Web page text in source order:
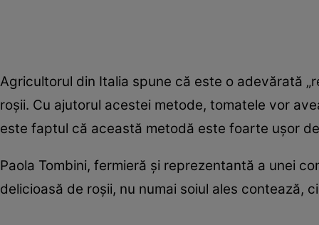
Agricultorul din Italia spune că este o adevărată
roșii. Cu ajutorul acestei metode, tomatele vor
este faptul că această metodă este foarte ușor
Paola Tombini, fermieră și reprezentantă a unei
delicioasă de roșii, nu numai soiul ales contează,